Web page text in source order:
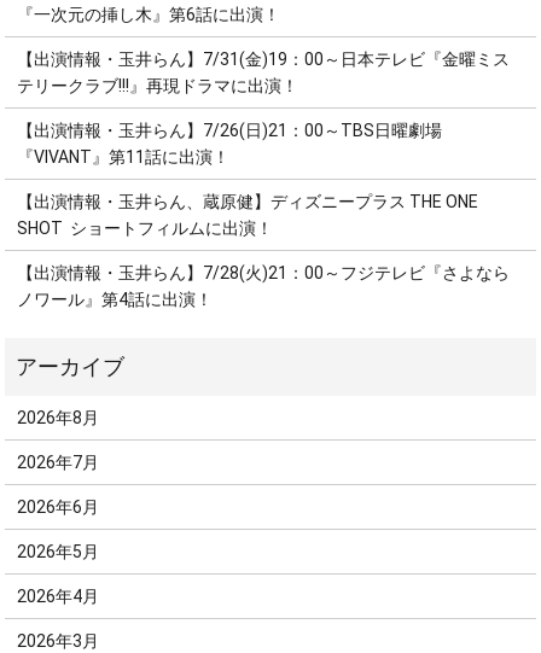
『一次元の挿し木』第6話に出演！
【出演情報・玉井らん】7/31(金)19：00～日本テレビ『金曜ミス
テリークラブ!!!』再現ドラマに出演！
【出演情報・玉井らん】7/26(日)21：00～TBS日曜劇場
『VIVANT』第11話に出演！
【出演情報・玉井らん、蔵原健】ディズニープラス THE ONE
SHOT ショートフィルムに出演！
【出演情報・玉井らん】7/28(火)21：00～フジテレビ『さよなら
ノワール』第4話に出演！
2026年8月
2026年7月
2026年6月
2026年5月
2026年4月
2026年3月